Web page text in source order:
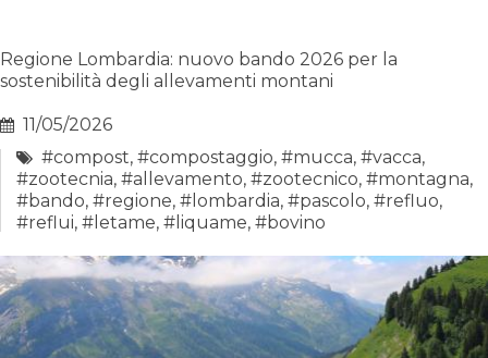
Regione Lombardia: nuovo bando 2026 per la
sostenibilità degli allevamenti montani
11/05/2026
#compost,#compostaggio,#mucca,#vacca,
#zootecnia, #allevamento, #zootecnico, #montagna,
#bando, #regione, #lombardia, #pascolo, #refluo,
#reflui, #letame, #liquame, #bovino